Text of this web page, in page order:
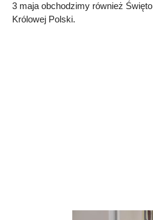
3 maja obchodzimy również
Królowej Polski.